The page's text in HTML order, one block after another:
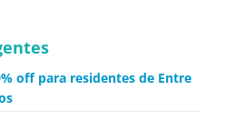
off para residentes de Entre